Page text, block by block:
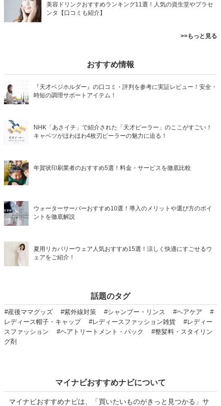
美容ドリンクおすすめランキング11選！人気の資生堂やプラセ
ンタ【口コミも紹介】
>>もっと見る
おすすめ情報
『天才ベジホルダー』の口コミ・評判を参考に実証レビュー！安全・
時短の調理サポートアイテム！
NHK「あさイチ」で紹介された「天才ピーラー」のここがすごい！
キャベツがほわほわ4枚刃ピーラーの魅力に迫る！
年賀状印刷業者のおすすめ5選！料金・サービスを徹底比較
ウォーターサーバーおすすめ10選！導入のメリットや選び方のポイ
ントを徹底解説
夏用リカバリーウェア人気おすすめ15選！涼しく快適にすごせるウ
ェアをご紹介！
話題のタグ
#産後ママグッズ #紫外線対策 #シャンプー・リンス #ヘアケア
#
レディース帽子・キャップ
#レディースファッション雑貨
#レディー
スファッション
#ヘアトリートメント・パック
#整髪料・スタイリン
グ剤
マイナビおすすめナビについて
マイナビおすすめナビは、「買いたいものがきっと見つかる」サ